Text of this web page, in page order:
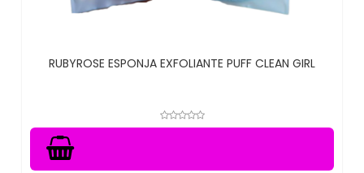
RUBYROSE ESPONJA EXFOLIANTE PUFF CLEAN GIRL